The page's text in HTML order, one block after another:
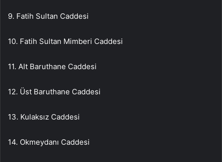
9. Fatih Sultan Caddesi
10. Fatih Sultan Mimberi Caddesi
11. Alt Baruthane Caddesi
12. Üst Baruthane Caddesi
13. Kulaksız Caddesi
14. Okmeydanı Caddesi